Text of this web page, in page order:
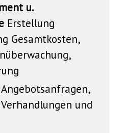
u.
Erstellung
Gesamtkosten,
Angebotsanfragen,
und